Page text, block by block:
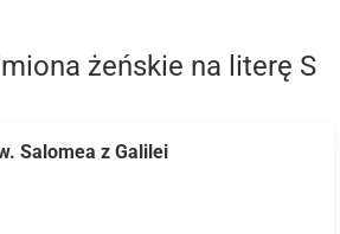
żeńskie na literę S
Salomea z Galilei